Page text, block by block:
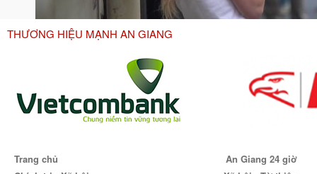
THƯƠNG HIỆU MẠNH AN GIANG
Trang chủ
An Giang 24 giờ